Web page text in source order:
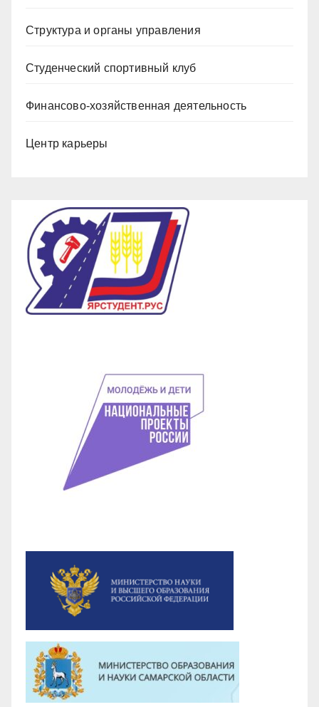
Структура и органы управления
Студенческий спортивный клуб
Финансово-хозяйственная деятельность
Центр карьеры